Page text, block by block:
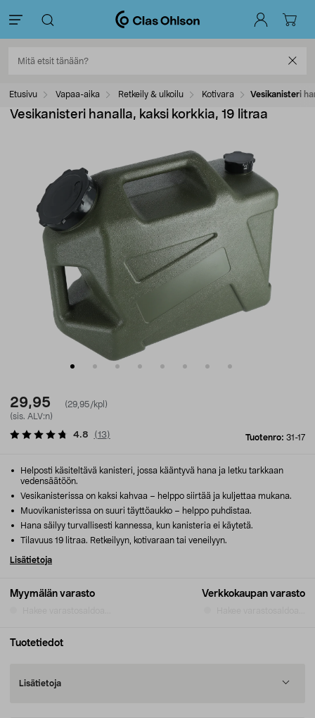
Etusivu Vapaa-aika Retkeily & ulkoilu Kotivara Vesikanisteri
Vesikanisteri hanalla, kaksi korkkia, 19 litraa
29,95
(29,95/kpl)
(sis. ALV:n)
Tuotenro: 31-17
4.8 (13)
Myymälän varasto Verkkokaupan varasto
Helposti käsiteltävä kanisteri, jossa kääntyvä hana ja letku tarkkaan
vedensäätöön.
Vesikanisterissa on kaksi kahvaa – helppo siirtää ja kuljettaa mukana.
Muovikanisterissa on suuri täyttöaukko – helppo puhdistaa.
Hana säilyy turvallisesti kannessa, kun kanisteria ei käytetä.
Tilavuus 19 litraa. Retkeilyyn, kotivaraan tai veneilyyn.
Lisätietoja
Tuotetiedot
Lisätietoja